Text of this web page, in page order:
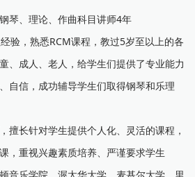
琴、理论、作曲科目讲师4年
验，熟悉RCM课程，教过5岁至以上的各
、成人、老人，给学生们提供了专业能力
自信，成功辅导学生们取得钢琴和乐理
擅长针对学生提供个人化、灵活的课程，
，重视兴趣素质培养、严谨要求学生